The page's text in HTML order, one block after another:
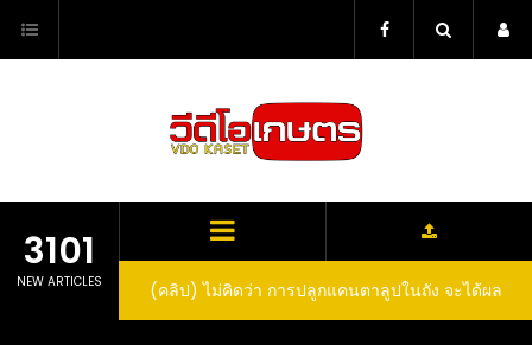
content
3101
NEW ARTICLES
(คลิป) ไม่คิดว่า การปลูกแคนตาลูปในถัง จะได้ผล
ลูกโตและหวานขนาดนี้ I didn’t expect that
(คลิป) วิธีทำไวน์สับปะรด Pineapple Wine